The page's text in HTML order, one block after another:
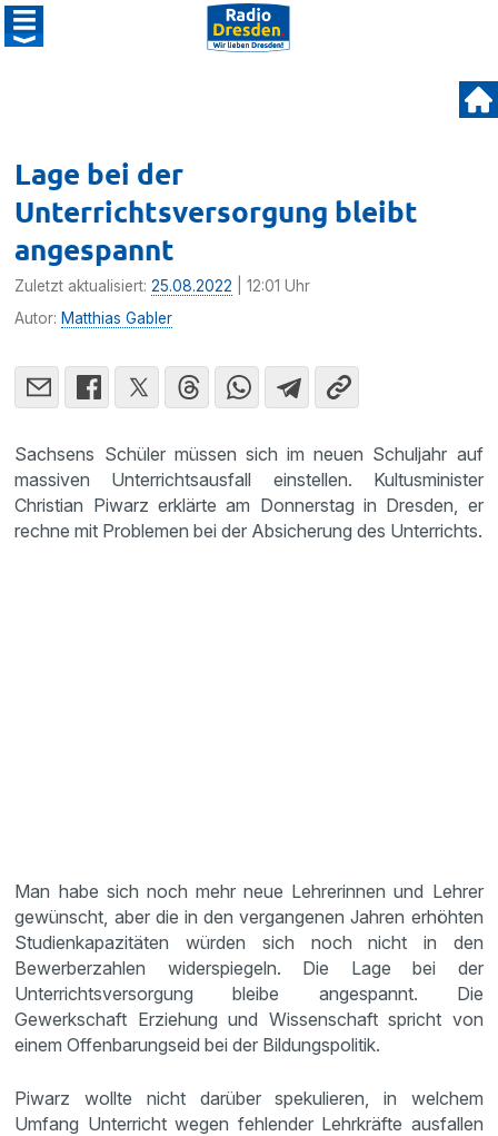
Lage bei der
Unterrichtsversorgung bleibt
angespannt
Zuletzt aktualisiert:25.08.2022 | 12:01 Uhr
Autor: Matthias Gabler
Sachsens Schüler müssen sich im neuen Schuljahr auf
massiven Unterrichtsausfall einstellen. Kultusminister
Christian Piwarz erklärte am Donnerstag in Dresden, er
rechne mit Problemen bei der Absicherung des Unterrichts.
Man habe sich noch mehr neue Lehrerinnen und Lehrer
gewünscht, aber die in den vergangenen Jahren erhöhten
Studienkapazitäten würden sich noch nicht in den
Bewerberzahlen widerspiegeln. Die Lage bei der
Unterrichtsversorgung bleibe angespannt. Die
Gewerkschaft Erziehung und Wissenschaft spricht von
einem Offenbarungseid bei der Bildungspolitik.
Piwarz wollte nicht darüber spekulieren, in welchem
Umfang Unterricht wegen fehlender Lehrkräfte ausfallen